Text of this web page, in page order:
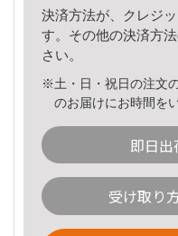
決済方法が、クレジ
す。その他の決済方
さい。
※土・日・祝日の注文
のお届けにお時間を
即日
受け取り